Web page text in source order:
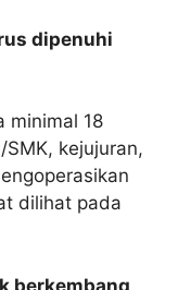
dipenuhi
minimal 18
kejujuran,
dilihat pada
berkembang